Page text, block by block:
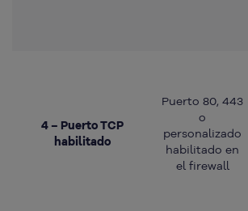
4 – Puerto TCP
habilitado
Puerto 80, 443
o
personalizado
habilitado en
el firewall